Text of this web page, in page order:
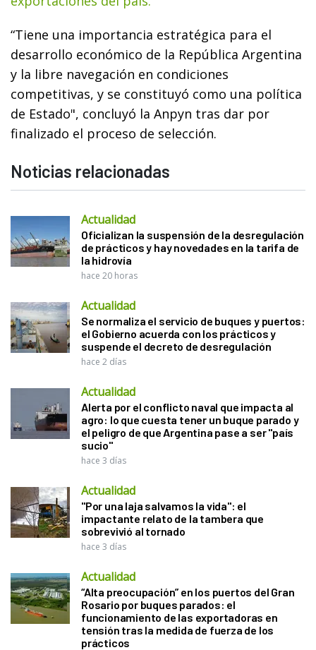
“Tiene una importancia estratégica para el
desarrollo económico de la República Argentina
y la libre navegación en condiciones
competitivas, y se constituyó como una política
de Estado", concluyó la Anpyn tras dar por
finalizado el proceso de selección.
Noticias relacionadas
Actualidad
Oficializan la suspensión de la desregulación
de prácticos y hay novedades en la tarifa de
la hidrovía
hace 20 horas
Actualidad
Se normaliza el servicio de buques y puertos:
el Gobierno acuerda con los prácticos y
suspende el decreto de desregulación
hace 2 días
Actualidad
Alerta por el conflicto naval que impacta al
agro: lo que cuesta tener un buque parado y
el peligro de que Argentina pase a ser "país
sucio"
hace 3 días
Actualidad
"Por una laja salvamos la vida": el
impactante relato de la tambera que
sobrevivió al tornado
hace 3 días
Actualidad
“Alta preocupación” en los puertos del Gran
Rosario por buques parados: el
funcionamiento de las exportadoras en
tensión tras la medida de fuerza de los
prácticos